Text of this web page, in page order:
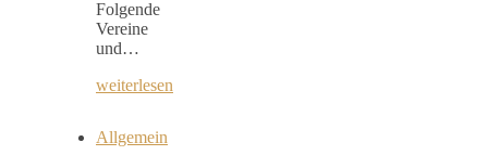
Folgende
Vereine
und…
weiterlesen
Allgemein